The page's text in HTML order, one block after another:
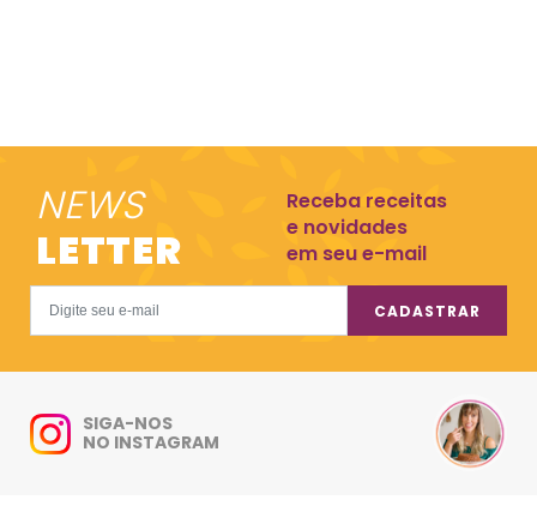
NEWS
LETTER
Receba receitas
e novidades
em seu e-mail
CADASTRAR
SIGA-NOS
NO INSTAGRAM